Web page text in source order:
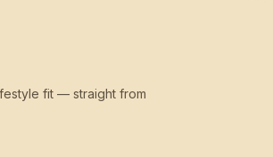
fit — straight from